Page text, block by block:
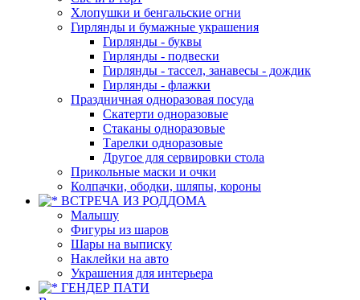
Хлопушки и бенгальские огни
Гирлянды и бумажные украшения
Гирлянды - буквы
Гирлянды - подвески
Гирлянды - тассел, занавесы - дождик
Гирлянды - флажки
Праздничная одноразовая посуда
Скатерти одноразовые
Стаканы одноразовые
Тарелки одноразовые
Другое для сервировки стола
Прикольные маски и очки
Колпачки, ободки, шляпы, короны
ВСТРЕЧА ИЗ РОДДОМА
Малышу
Фигуры из шаров
Шары на выписку
Наклейки на авто
Украшения для интерьера
ГЕНДЕР ПАТИ